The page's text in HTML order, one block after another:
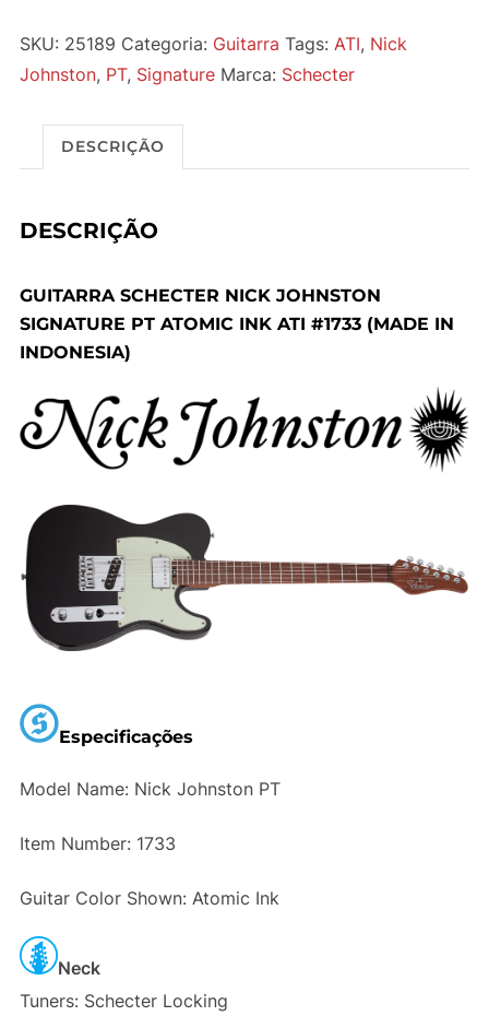
SKU: 25189 Categoria: Guitarra Tags: ATI, Nick
Johnston, PT, Signature Marca: Schecter
DESCRIÇÃO
DESCRIÇÃO
GUITARRA SCHECTER NICK JOHNSTON
SIGNATURE PT ATOMIC INK ATI #1733 (MADE IN
INDONESIA)
Especificações
Model Name: Nick Johnston PT
Item Number: 1733
Guitar Color Shown: Atomic Ink
Neck
Tuners: Schecter Locking